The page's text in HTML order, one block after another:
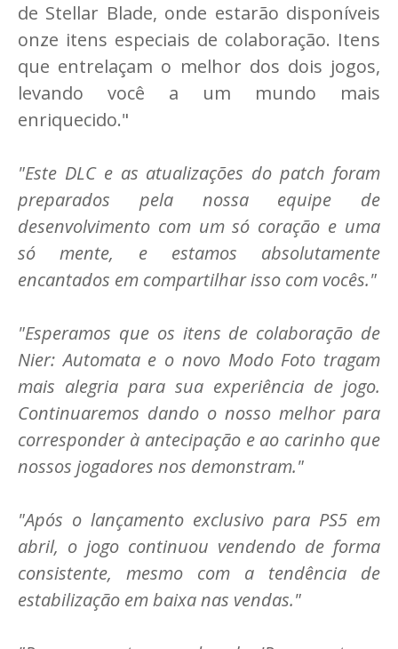
de Stellar Blade, onde estarão disponíveis
onze itens especiais de colaboração. Itens
que entrelaçam o melhor dos dois jogos,
levando você a um mundo mais
enriquecido."
"Este DLC e as atualizações do patch foram
preparados pela nossa equipe de
desenvolvimento com um só coração e uma
só mente, e estamos absolutamente
encantados em compartilhar isso com vocês."
"Esperamos que os itens de colaboração de
Nier: Automata e o novo Modo Foto tragam
mais alegria para sua experiência de jogo.
Continuaremos dando o nosso melhor para
corresponder à antecipação e ao carinho que
nossos jogadores nos demonstram."
"Após o lançamento exclusivo para PS5 em
abril, o jogo continuou vendendo de forma
consistente, mesmo com a tendência de
estabilização em baixa nas vendas."